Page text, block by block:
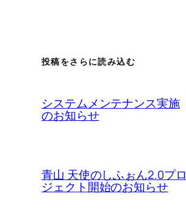
投稿をさらに読み込む
システムメンテナンス実施
のお知らせ
青山 天使のしふぉん2.0プロ
ジェクト開始のお知らせ